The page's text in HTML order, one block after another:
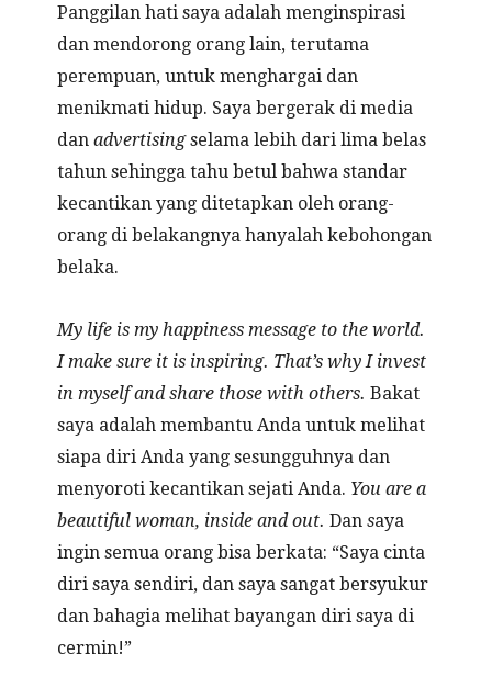
Panggilan hati saya adalah menginspirasi
dan mendorong orang lain, terutama
perempuan, untuk menghargai dan
menikmati hidup. Saya bergerak di media
danadvertisingselama lebih dari lima belas
tahun sehingga tahu betul bahwa standar
kecantikan yang ditetapkan oleh orang-
orang di belakangnya hanyalah kebohongan
belaka.
My life is my happiness message to the world.
I make sure it is inspiring. That’s why I invest
in myself and share those with others. Bakat
saya adalah membantu Anda untuk melihat
siapa diri Anda yang sesungguhnya dan
menyoroti kecantikan sejati Anda. You are a
beautiful woman, inside and out.Dan saya
ingin semua orang bisa berkata: “Saya cinta
diri saya sendiri, dan saya sangat bersyukur
dan bahagia melihat bayangan diri saya di
cermin!”